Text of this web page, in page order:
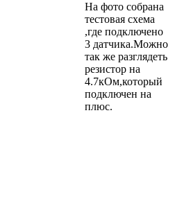
На фото собрана
тестовая схема
,где подключено
3 датчика.Можно
так же разглядеть
резистор на
4.7кОм,который
подключен на
плюс.